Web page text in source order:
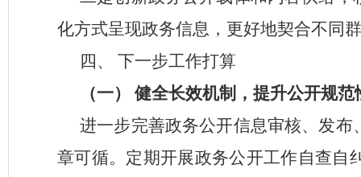
化方式呈现政务信息，更好地契合不同
四、
下一步工作打算
（一）
健全长效机制，提升公开规范
进一步完善政务公开信息审核、发
章可循。定期开展政务公开工作自查自